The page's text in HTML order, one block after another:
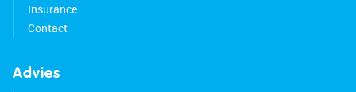
Insurance
Contact
Advies